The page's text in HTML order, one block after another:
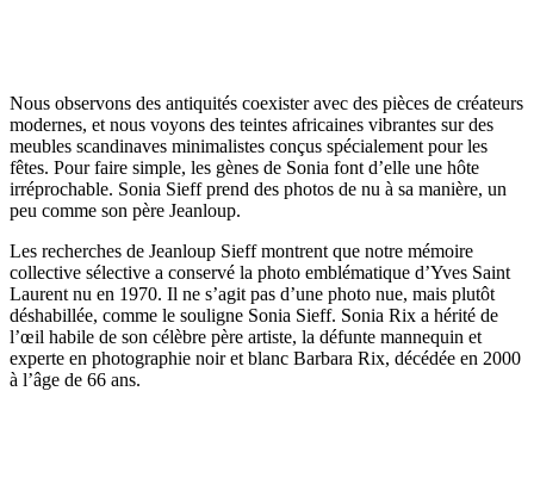
Nous observons des antiquités coexister avec des pièces de créateurs
modernes, et nous voyons des teintes africaines vibrantes sur des
meubles scandinaves minimalistes conçus spécialement pour les
fêtes. Pour faire simple, les gènes de Sonia font d’elle une hôte
irréprochable. Sonia Sieff prend des photos de nu à sa manière, un
peu comme son père Jeanloup.
Les recherches de Jeanloup Sieff montrent que notre mémoire
collective sélective a conservé la photo emblématique d’Yves Saint
Laurent nu en 1970. Il ne s’agit pas d’une photo nue, mais plutôt
déshabillée, comme le souligne Sonia Sieff. Sonia Rix a hérité de
l’œil habile de son célèbre père artiste, la défunte mannequin et
experte en photographie noir et blanc Barbara Rix, décédée en 2000
à l’âge de 66 ans.